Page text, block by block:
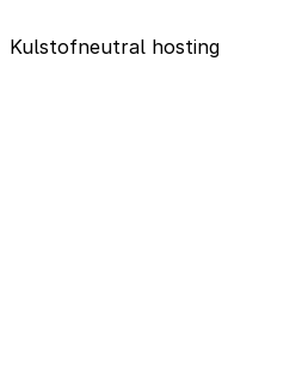
Kulstofneutral hosting